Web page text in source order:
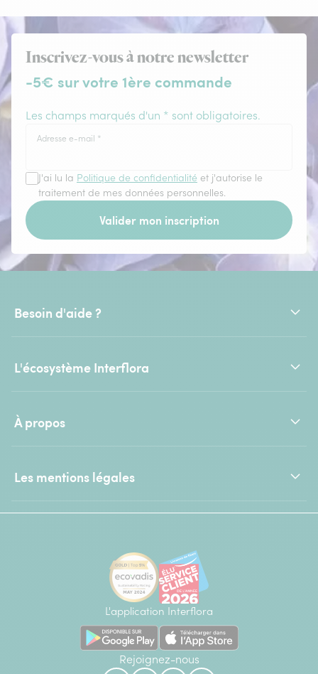
Inscrivez-vous à notre newsletter
-5€ sur votre 1ère commande
Les champs marqués d'un * sont obligatoires.
Adresse e-mail *
J'ai lu la Politique de confidentialité et j'autorise le
traitement de mes données personnelles.
Valider mon inscription
Besoin d'aide ?
L'écosystème Interflora
À propos
Les mentions légales
L'application Interflora
Rejoignez-nous